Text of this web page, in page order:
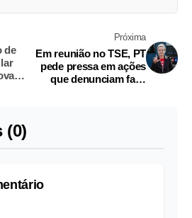
de
Próxima
Em reunião no TSE, PT
pede pressa em ações
que denunciam fake
(0)